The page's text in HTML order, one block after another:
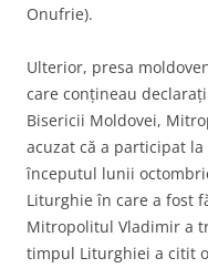
Onufrie).
Ulterior, presa
care conţineau
Bisericii Moldovei,
acuzat că a participat
începutul lunii
Liturghie în care a fost
Mitropolitul Vladimir a
timpul Liturghiei a citit